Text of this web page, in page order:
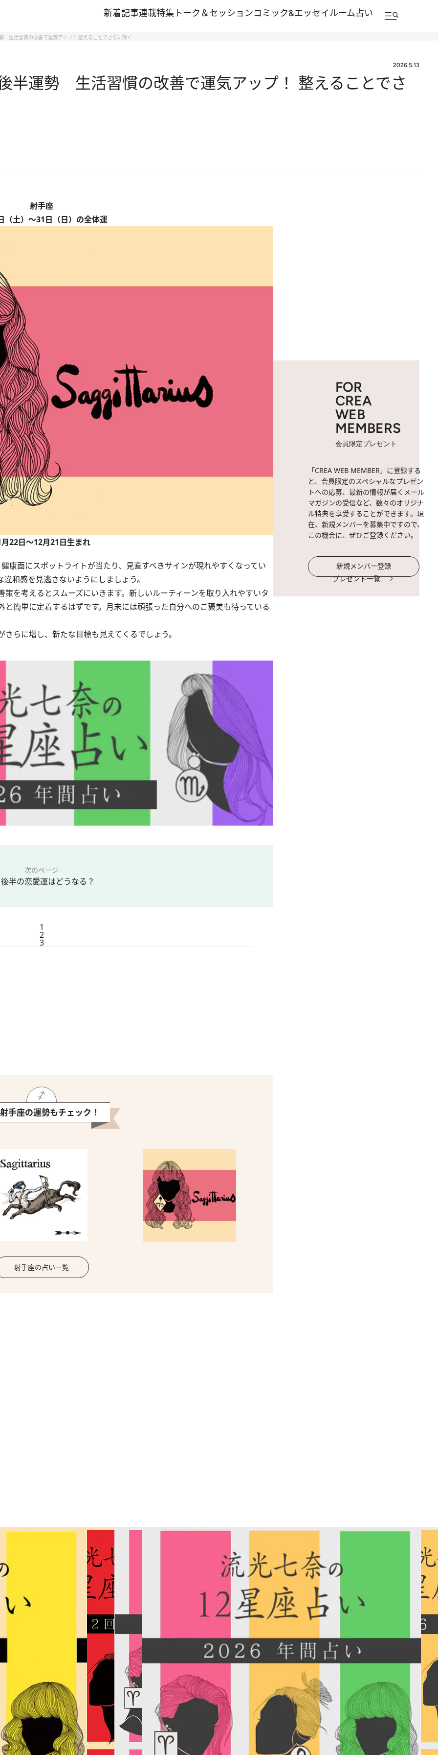
新着記事連載特集 トーク＆セッションコミック&エッセイルーム占い
生活習慣の改善で運気アップ！ 整えることでさらに輝く
2026.5.13
半運勢 生活習慣の改善で運気アップ！ 整えることでさ
射手座
（土）～31日（日）の全体運
22日～12月21日生まれ
面にスポットライトが当たり、見直すべきサインが現れやすくなってい
和感を見逃さないようにしましょう。
を考えるとスムーズにいきます。新しいルーティーンを取り入れやすいタ
簡単に定着するはずです。月末には頑張った自分へのご褒美も待っている
らに増し、新たな目標も見えてくるでしょう。
次のページ
半の恋愛運はどうなる？
1
2
3
手座の運勢もチェック！
射手座の占い一覧
FOR
CREA
WEB
MEMBERS
会員限定プレゼント
「CREA WEB MEMBER」に登録する
と、会員限定のスペシャルなプレゼン
トへの応募、最新の情報が届くメール
マガジンの受信など、数々のオリジナ
ル特典を享受することができます。現
在、新規メンバーを募集中ですので、
この機会に、ぜひご登録ください。
新規メンバー登録
プレゼント一覧